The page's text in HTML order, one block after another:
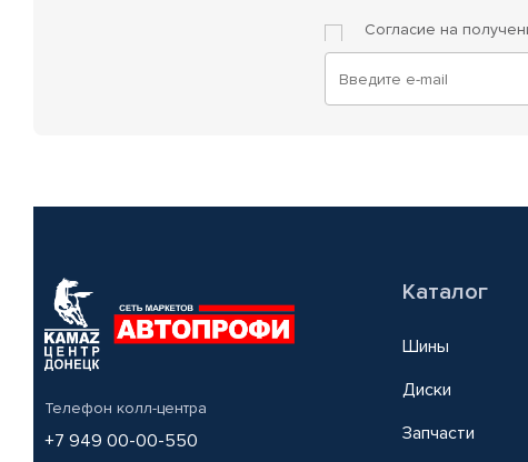
Согласие на
Телефон колл-центра
+7 949 00-00-550
Каталог
Шины
Диски
Запчасти